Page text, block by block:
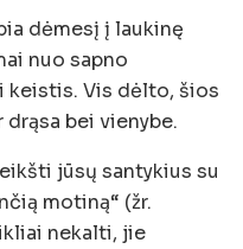
dėmesį į laukinę
nuo sapno
keistis. Vis dėlto, šios
bei vienybe.
jūsų santykius su
motiną“ (žr.
nekalti, jie